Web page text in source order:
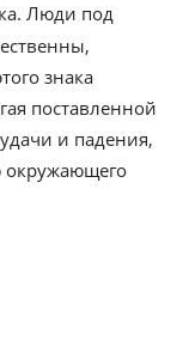
Люди под
знака
поставленной
и падения,
окружающего